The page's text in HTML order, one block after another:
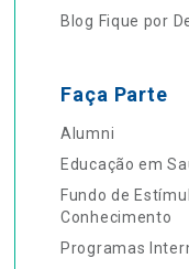
Blog Fique por
Faça Parte
Alumni
Educação em
Fundo de
Conhecimento
Programas